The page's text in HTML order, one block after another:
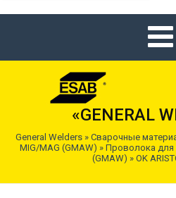
«GENERAL
General Welders » Сварочные
MIG/MAG (GMAW) » Проволока для
(GMAW) » OK